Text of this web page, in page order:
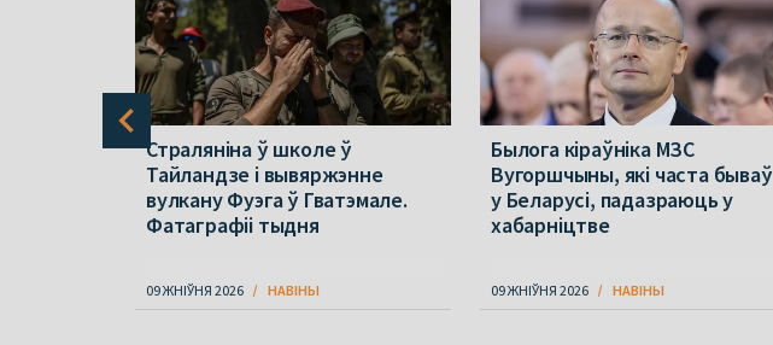
Страляніна ў школе ў
Тайландзе і вывяржэнне
вулкану Фуэга ў Гватэмале.
Фатаграфіі тыдня
09 ЖНІЎНЯ 2026 НАВІНЫ
Былога кіраўніка МЗС
Вугоршчыны, які часта бываў
у Беларусі, падазраюць у
хабарніцтве
09 ЖНІЎНЯ 2026 НАВІНЫ